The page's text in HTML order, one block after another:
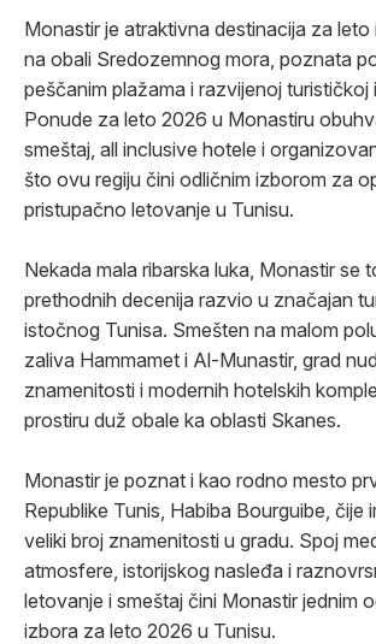
Monastir je atraktivna destinacija za
na obali Sredozemnog mora, poznata
peščanim plažama i razvijenoj turističkoj
Ponude za leto 2026 u Monastiru
smeštaj, all inclusive hotele i
što ovu regiju čini odličnim izborom za
pristupačno letovanje u Tunisu.
Nekada mala ribarska luka, Monastir se
prethodnih decenija razvio u značajan
istočnog Tunisa. Smešten na malom
zaliva Hammamet i Al-Munastir, grad
znamenitosti i modernih hotelskih
prostiru duž obale ka oblasti Skanes.
Monastir je poznat i kao rodno mesto
Republike Tunis, Habiba Bourguibe, čije
veliki broj znamenitosti u gradu. Spoj
atmosfere, istorijskog nasleđa i
letovanje i smeštaj čini Monastir jednim
izbora za leto 2026 u Tunisu.